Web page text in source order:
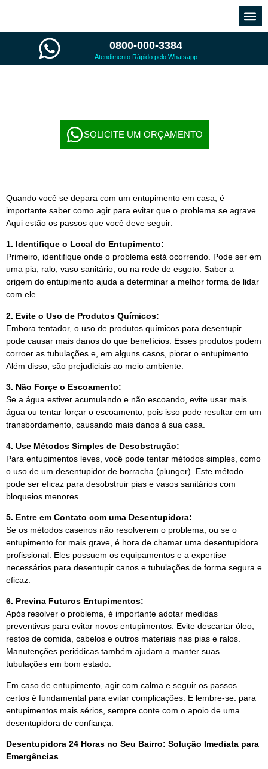
0800-000-3384
Atendimento Rápido pelo Whatsapp
SOLICITE UM ORÇAMENTO
Quando você se depara com um entupimento em casa, é
importante saber como agir para evitar que o problema se agrave.
Aqui estão os passos que você deve seguir:
1. Identifique o Local do Entupimento:
Primeiro, identifique onde o problema está ocorrendo. Pode ser em
uma pia, ralo, vaso sanitário, ou na rede de esgoto. Saber a
origem do entupimento ajuda a determinar a melhor forma de lidar
com ele.
2. Evite o Uso de Produtos Químicos:
Embora tentador, o uso de produtos químicos para desentupir
pode causar mais danos do que benefícios. Esses produtos podem
corroer as tubulações e, em alguns casos, piorar o entupimento.
Além disso, são prejudiciais ao meio ambiente.
3. Não Forçe o Escoamento:
Se a água estiver acumulando e não escoando, evite usar mais
água ou tentar forçar o escoamento, pois isso pode resultar em um
transbordamento, causando mais danos à sua casa.
4. Use Métodos Simples de Desobstrução:
Para entupimentos leves, você pode tentar métodos simples, como
o uso de um desentupidor de borracha (plunger). Este método
pode ser eficaz para desobstruir pias e vasos sanitários com
bloqueios menores.
5. Entre em Contato com uma Desentupidora:
Se os métodos caseiros não resolverem o problema, ou se o
entupimento for mais grave, é hora de chamar uma desentupidora
profissional. Eles possuem os equipamentos e a expertise
necessários para desentupir canos e tubulações de forma segura e
eficaz.
6. Previna Futuros Entupimentos:
Após resolver o problema, é importante adotar medidas
preventivas para evitar novos entupimentos. Evite descartar óleo,
restos de comida, cabelos e outros materiais nas pias e ralos.
Manutenções periódicas também ajudam a manter suas
tubulações em bom estado.
Em caso de entupimento, agir com calma e seguir os passos
certos é fundamental para evitar complicações. E lembre-se: para
entupimentos mais sérios, sempre conte com o apoio de uma
desentupidora de confiança.
Desentupidora 24 Horas no Seu Bairro: Solução Imediata para
Emergências